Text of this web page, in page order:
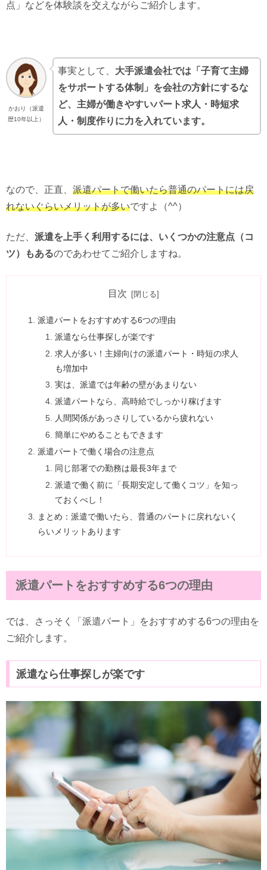
点」などを体験談を交えながらご紹介します。
かおり（派遣
歴10年以上）
事実として、 大手派遣会社では「子育て主婦
をサポートする体制」を会社の方針にするな
ど、主婦が働きやすいパート求人・時短求
人・制度作りに力を入れています。
なので、正直、 派遣パートで働いたら普通のパートには戻
れないぐらいメリットが多いですよ（^^）
ただ、 派遣を上手く利用するには、いくつかの注意点（コ
ツ）もあるのであわせてご紹介しますね。
目次
派遣パートをおすすめする6つの理由
派遣なら仕事探しが楽です
求人が多い！主婦向けの派遣パート・時短の求人
も増加中
実は、派遣では年齢の壁があまりない
派遣パートなら、高時給でしっかり稼げます
人間関係があっさりしているから疲れない
簡単にやめることもできます
派遣パートで働く場合の注意点
同じ部署での勤務は最長3年まで
派遣で働く前に「長期安定して働くコツ」を知っ
ておくべし！
まとめ：派遣で働いたら、普通のパートに戻れないく
らいメリットあります
派遣パートをおすすめする6つの理由
では、さっそく「派遣パート」をおすすめする6つの理由を
ご紹介します。
派遣なら仕事探しが楽です